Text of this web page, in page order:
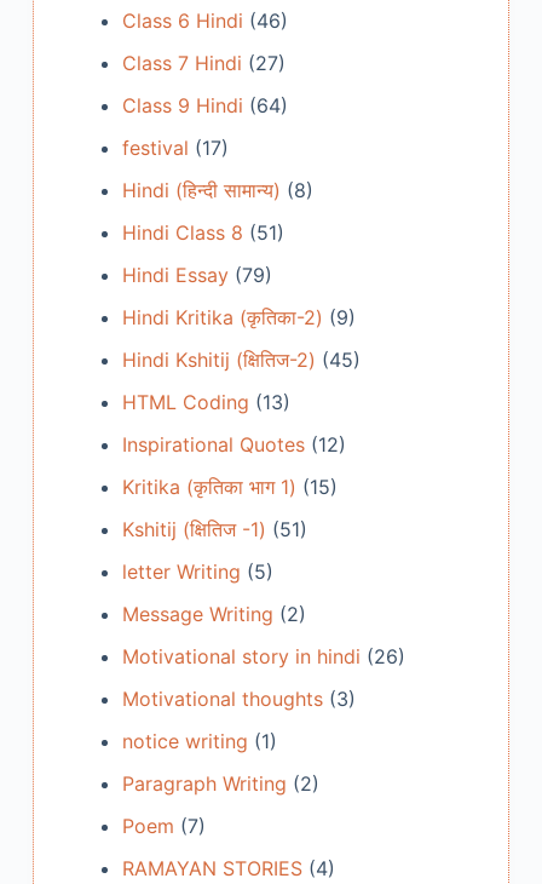
Class 6 Hindi (46)
Class 7 Hindi (27)
Class 9 Hindi (64)
festival (17)
Hindi (हिन्दी सामान्य) (8)
Hindi Class 8 (51)
Hindi Essay(79)
Hindi Kritika (कृतिका-2) (9)
Hindi Kshitij (क्षितिज-2) (45)
HTML Coding (13)
Inspirational Quotes(12)
Kritika (कृतिका भाग 1) (15)
Kshitij (क्षितिज -1) (51)
letter Writing (5)
Message Writing (2)
Motivational story in hindi (26)
Motivational thoughts(3)
notice writing (1)
Paragraph Writing (2)
Poem (7)
RAMAYAN STORIES(4)